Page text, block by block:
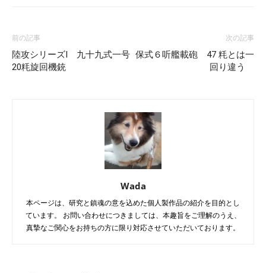
前の記事
陸攻シリーズⅠ 九十九式一号
20粍旋回機銃
次の記事
保式６听艦載砲 47 粍とは一
回り違う
Wada
本ページは、研究と鎮魂の意を込めた個人製作品の紹介を目的とし
ています。 お問い合わせにつきましては、本趣旨をご理解のうえ、
真摯なご関心をお持ちの方に限り対応させていただいております。